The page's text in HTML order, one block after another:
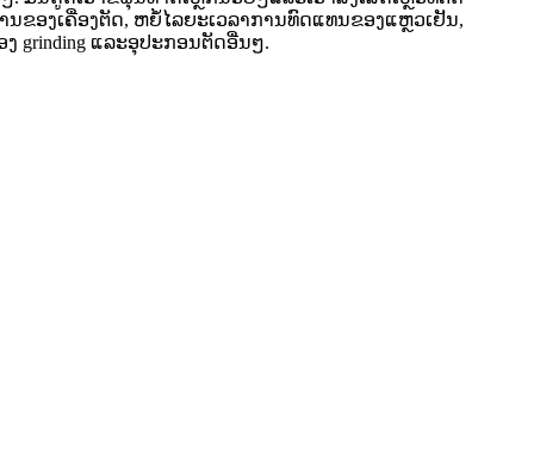
ຂອງເຄື່ອງຕັດ, ຫຍໍ້ໄລຍະເວລາການທົດແທນຂອງແຫຼວເຢັນ,
grinding ແລະອຸປະກອນຕັດອື່ນໆ.